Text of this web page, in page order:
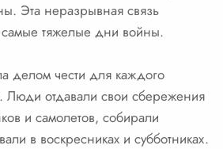
Эта неразрывная связь
самые тяжелые дни войны.
делом чести для каждого
Люди отдавали свои сбережения
и самолетов, собирали
в воскресниках и субботниках.